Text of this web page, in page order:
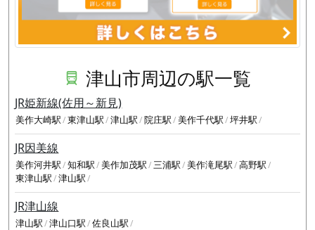
津山市周辺の駅一覧
JR姫新線(佐用～新見)
美作大崎駅 東津山駅 津山駅 院庄駅 美作千代駅 坪井駅
JR因美線
美作河井駅 知和駅 美作加茂駅 三浦駅 美作滝尾駅 高野駅
東津山駅 津山駅
JR津山線
津山駅 津山口駅 佐良山駅